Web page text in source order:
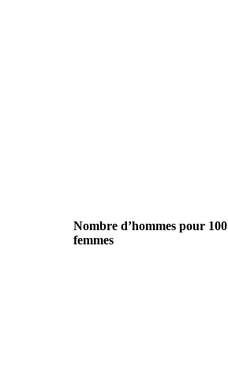
Nombre d’hommes pour 100
femmes